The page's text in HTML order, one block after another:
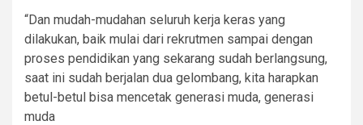
“Dan mudah-mudahan seluruh kerja keras yang
dilakukan, baik mulai dari rekrutmen sampai dengan
proses pendidikan yang sekarang sudah berlangsung,
saat ini sudah berjalan dua gelombang, kita harapkan
betul-betul bisa mencetak generasi muda, generasi
muda